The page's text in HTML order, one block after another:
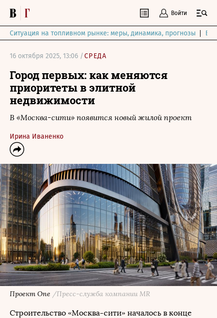
Войти
Ситуация на топливном рынке: меры, динамика, прогнозы
16 октября 2025, 13:06 /СРЕДА
Город первых: как меняются
приоритеты в элитной
недвижимости
В «Москва-сити» появится новый жилой проект
Ирина Иваненко
Проект One /Пресс-служба компании MR
Строительство «Москва-сити» началось в конце